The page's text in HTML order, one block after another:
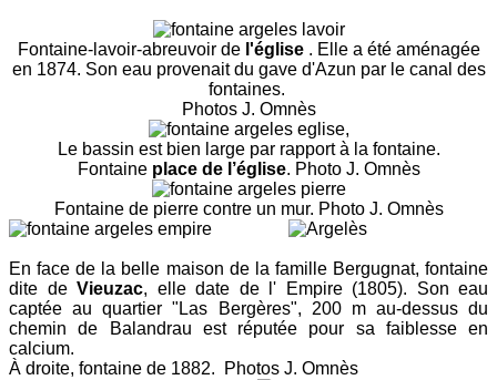
Fontaine-lavoir-abreuvoir del'église. Elle a été aménagée
en 1874. Son eau provenait du gave d'Azun par le canal des
fontaines.
Photos J. Omnès
,
Le bassin est bien large par rapport à la fontaine.
Fontaine place de l’église. Photo J. Omnès
Fontaine de pierre contre un mur. Photo J. Omnès
En face de la belle maison de la famille Bergugnat, fontaine
dite de Vieuzac, elle date de l' Empire (1805). Son eau
captée au quartier "Las Bergères", 200 m au-dessus du
chemin de Balandrau est réputée pour sa faiblesse en
calcium.
À droite, fontaine de 1882. Photos J. Omnès